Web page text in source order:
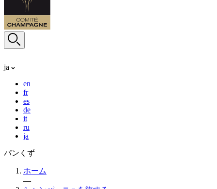
ja
en
fr
es
de
it
ru
ja
パンくず
ホーム
—